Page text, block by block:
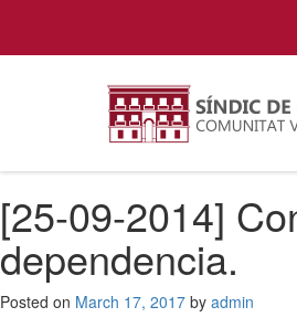
[25-09-2014]
dependencia.
Posted on March 17, 2017 by admin